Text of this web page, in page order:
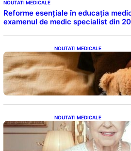
NOUTATI MEDICALE
Reforme esențiale în educația
examenul de medic specialist din
NOUTATI MEDICALE
Somnul Sănătos:
în Funcție de Vârstă
Sănătății
NOUTATI MEDICALE
Longevitatea în
din Viața Prințului
Fost Pe Punctul de